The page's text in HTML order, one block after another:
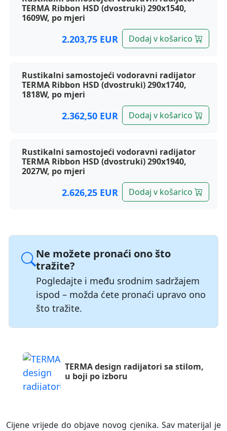
TERMA Ribbon HSD (dvostruki) 290x1540,
1609W, po mjeri
2.203,75 EUR Dodaj v košarico
Rustikalni samostojeći vodoravni radijator
TERMA Ribbon HSD (dvostruki) 290x1740,
1818W, po mjeri
2.362,50 EUR Dodaj v košarico
Rustikalni samostojeći vodoravni radijator
TERMA Ribbon HSD (dvostruki) 290x1940,
2027W, po mjeri
2.626,25 EUR Dodaj v košarico
Ne možete pronaći ono što
tražite?
Pogledajte i među srodnim sadržajem
ispod – možda ćete pronaći upravo ono
što tražite.
TERMA design radijatori sa stilom,
u boji po izboru
Cijene vrijede do objave novog cjenika. Sav materijal je